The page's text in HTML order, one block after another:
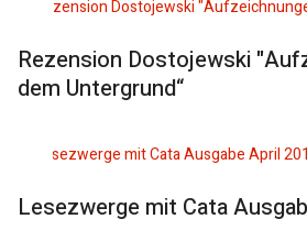
Rezension Dostojewski
dem Untergrund“
Lesezwerge mit Cata